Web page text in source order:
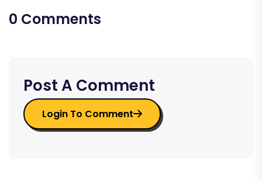
0 Comments
Post A Comment
Login To Comment